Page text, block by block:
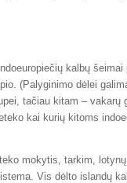
kalbų
(Palyginimo dėlei
tačiau kitam – vakarų
kai kurių kitoms
mokytis, tarkim,
Vis dėlto islandų